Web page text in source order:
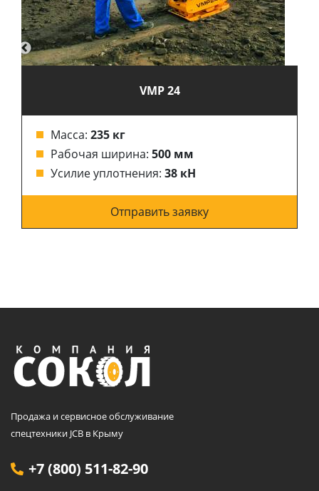
VMP 24
Масса: 235 кг
Рабочая ширина: 500 мм
Усилие уплотнения: 38 кН
Отправить заявку
Продажа и сервисное обслуживание
спецтехники JCB в Крыму
+7 (800) 511-82-90